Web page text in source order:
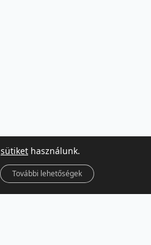
sütiket használunk.
További lehetőségek